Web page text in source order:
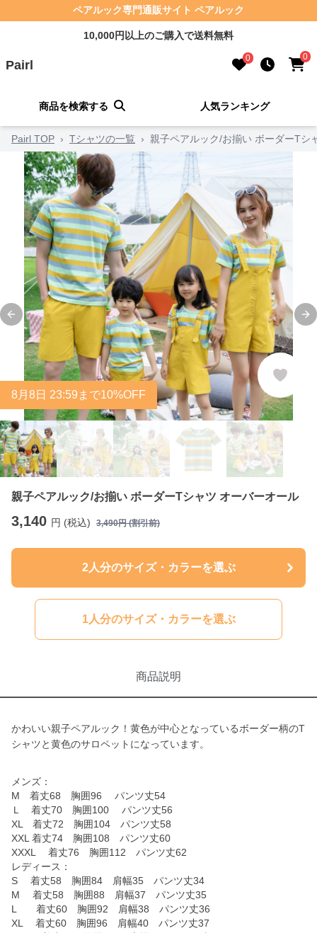
ペアルック専門通販サイト ペアルック
10,000円以上のご購入で送料無料
Pairl 0 0
商品を検索する 人気ランキング
Pairl TOP › Tシャツの一覧 › 親子ペアルック/お揃い ボーダーTシ
Previous slide
8月 8日 23:59まで10%OFF
親子ペアルック/お揃い ボーダーTシャツ オーバーオール
3,140 円 (税込) 3,490円 (割引前)
2人分のサイズ・カラーを選ぶ
1人分のサイズ・カラーを選ぶ
商品説明
かわいい親子ペアルック！黄色が中心となっているボーダー柄のT
シャツと黄色のサロペットになっています。
メンズ：
M 着丈68 胸囲96 パンツ丈54
Ｌ 着丈70 胸囲100 パンツ丈56
XL 着丈72 胸囲104 パンツ丈58
XXL 着丈74 胸囲108 パンツ丈60
XXXL 着丈76 胸囲112 パンツ丈62
レディース：
S 着丈58 胸囲84 肩幅35 パンツ丈34
M 着丈58 胸囲88 肩幅37 パンツ丈35
L 着丈60 胸囲92 肩幅38 パンツ丈36
XL 着丈60 胸囲96 肩幅40 パンツ丈37